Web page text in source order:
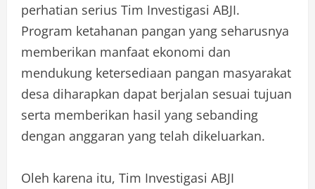
perhatian serius Tim Investigasi ABJI.
Program ketahanan pangan yang seharusnya
memberikan manfaat ekonomi dan
mendukung ketersediaan pangan masyarakat
desa diharapkan dapat berjalan sesuai tujuan
serta memberikan hasil yang sebanding
dengan anggaran yang telah dikeluarkan.
Oleh karena itu, Tim Investigasi ABJI